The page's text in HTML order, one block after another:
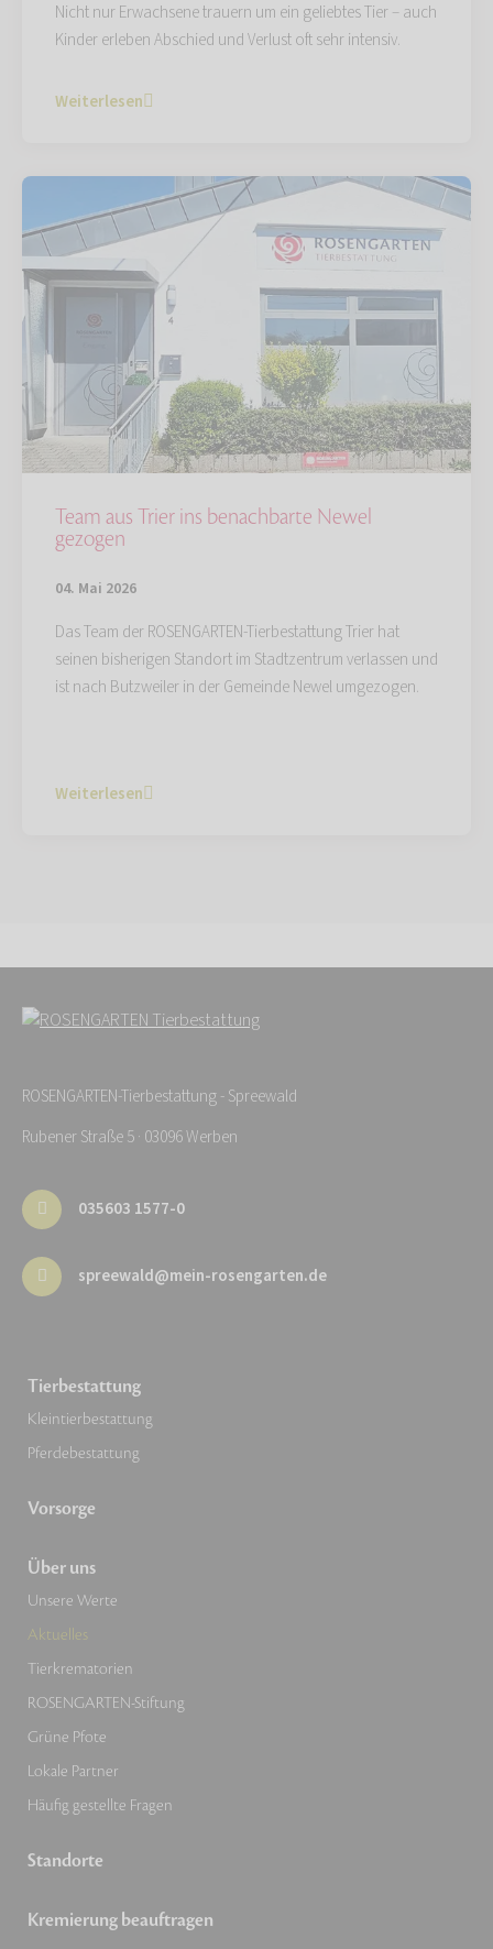
Nicht nur Erwachsene trauern um ein geliebtes Tier – auch
Kinder erleben Abschied und Verlust oft sehr intensiv.
Weiterlesen
Team aus Trier ins benachbarte Newel
gezogen
04. Mai 2026
Das Team der ROSENGARTEN-Tierbestattung Trier hat
seinen bisherigen Standort im Stadtzentrum verlassen und
ist nach Butzweiler in der Gemeinde Newel umgezogen.
Weiterlesen
ROSENGARTEN-Tierbestattung - Spreewald
Rubener Straße 5 · 03096 Werben
035603 1577-0
spreewald@mein-rosengarten.de
Tierbestattung
Kleintierbestattung
Pferdebestattung
Vorsorge
Über uns
Unsere Werte
Aktuelles
Tierkrematorien
ROSENGARTEN-Stiftung
Grüne Pfote
Lokale Partner
Häufig gestellte Fragen
Standorte
Kremierung beauftragen